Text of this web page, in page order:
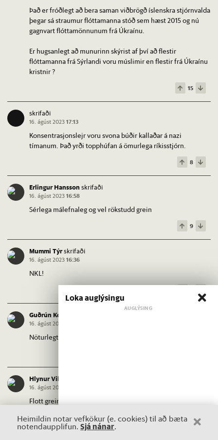
Það er fróðlegt að bera saman viðbrögð íslenskra stjórnvalda
þegar sá straumur flóttamanna stóð sem hæst 2015 og nú
gagnvart flóttamönnunum frá Úkraínu.
Er hugsanlegt að munurinn skýrist af því að flestir
flóttamanna frá Sýrlandi voru múslimir en flestir frá Úkraínu
kristnir ?
15
skrifaði
16. ágúst 202317:13
Konsentrasjonslejr voru svona búðir kallaðar á nazi
tímanum. Það yrði topphúfan á ömurlega ríkisstjórn.
8
Erlingur Hansson skrifaði
16. ágúst 202316:58
Sérlega málefnaleg og vel rökstudd grein
9
Mummi Týrskrifaði
16. ágúst 202316:36
NKL!
Guðrún Konný Pálmadóttir
16. ágúst 2023
Nöturlegt en svo satt og rétt. Takk
Hlynur Vilhjálmsson
16. ágúst 2023
Flott grein. Það er ekkert hægt að gera fyrir fátækt fólk,
öfgahægrimenn eins og Sjálfstæðisflokk eða Miðflokk til að
stýra landinu okkar. Slíkir menn hata fátækt fólk og hafa
Heimildin notar vefkökur (e. cookies) til að bæta
notendaupplifun. Sjá nánar.
Loka auglýsingu